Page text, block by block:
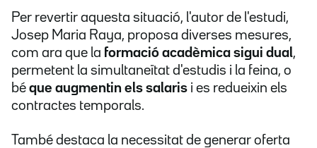
Per revertir aquesta situació, l'autor de l'estudi,
Josep Maria Raya, proposa diverses mesures,
com ara que la formació acadèmica sigui dual,
permetent la simultaneïtat d'estudis i la feina, o
bé que augmentin els salaris i es redueixin els
contractes temporals.
També destaca la necessitat de generar oferta